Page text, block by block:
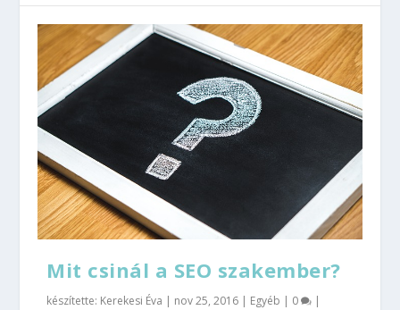
Mit csinál a SEO szakember?
készítette: Kerekesi Éva nov 25, 2016 Egyéb 0